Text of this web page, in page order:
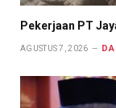
Pekerjaan PT
AGUSTUS 7, 2026